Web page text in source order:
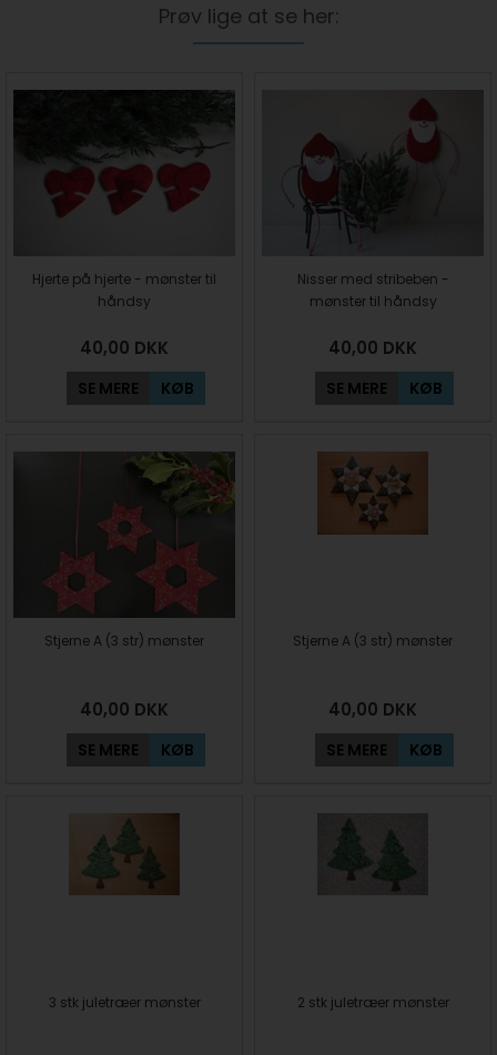
Prøv lige at se her:
Hjerte på hjerte - mønster til
håndsy
40,00 DKK
SE MERE KØB
Nisser med stribeben -
mønster til håndsy
40,00 DKK
SE MERE KØB
Stjerne A (3 str) mønster
40,00 DKK
SE MERE KØB
Stjerne A (3 str) mønster
40,00 DKK
SE MERE KØB
3 stk juletræer mønster 2 stk juletræer mønster